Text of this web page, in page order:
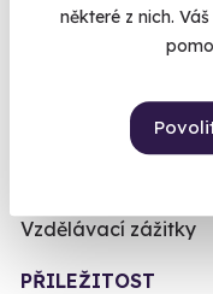
některé z nich.
Dědeček/babička
Relaxační zážitky
Vzdělávací zážitky
PŘILEŽITOST